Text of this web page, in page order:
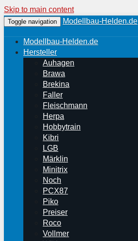
Skip to main content
Toggle navigation Modellbau-Helden.de
Modellbau-Helden.de
Hersteller
Auhagen
Brawa
Brekina
Faller
Fleischmann
Herpa
Hobbytrain
Kibri
LGB
Märklin
Minitrix
Noch
PCX87
Piko
Preiser
Roco
Vollmer